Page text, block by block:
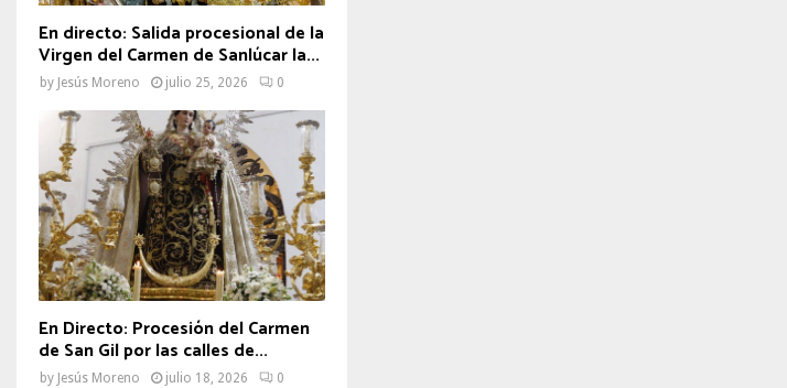
En directo: Salida procesional de la
Virgen del Carmen de Sanlúcar la...
by Jesús Moreno julio 25, 2026 0
En Directo: Procesión del Carmen
de San Gil por las calles de...
by Jesús Moreno julio 18, 2026 0